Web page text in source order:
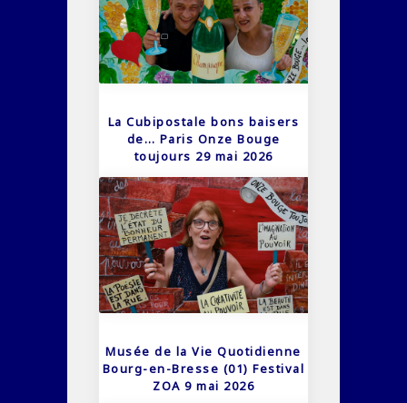
La Cubipostale bons baisers
de… Paris Onze Bouge
toujours 29 mai 2026
Musée de la Vie Quotidienne
Bourg-en-Bresse (01) Festival
ZOA 9 mai 2026